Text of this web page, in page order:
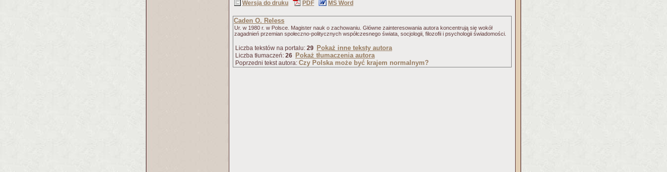
Wersja do druku
PDF MS Word
Caden O. Reless
Ur. w 1980 r. w Polsce. Magister nauk o zachowaniu. Główne zainteresowania autora koncentrują się wokół
zagadnień przemian społeczno-politycznych współczesnego świata, socjologii, filozofii i psychologii świadomości.
Liczba tekstów na portalu: 29 Pokaż inne teksty autora
Liczba tłumaczeń: 26 Pokaż tłumaczenia autora
Poprzedni tekst autora: Czy Polska może być krajem normalnym?